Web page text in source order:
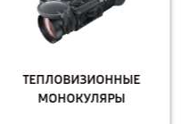
ТЕПЛОВИЗИОННЫЕ
МОНОКУЛЯРЫ